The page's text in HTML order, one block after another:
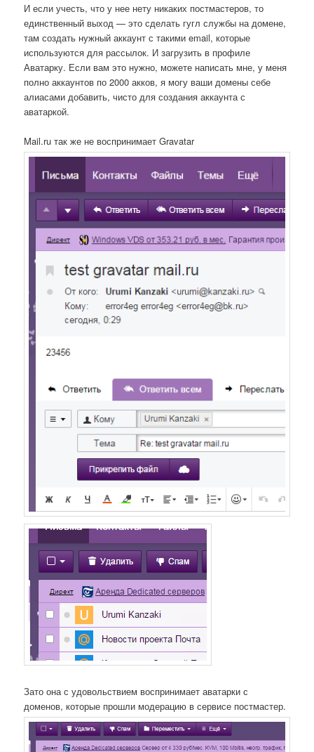
И если учесть, что у нее нету никаких постмастеров, то
единственный выход — это сделать гугл службы на домене,
там создать нужный аккаунт с такими email, которые
используются для рассылок. И загрузить в профиле
Аватарку. Если вам это нужно, можете написать мне, у меня
полно аккаунтов по 2000 акков, я могу ваши домены себе
алиасами добавить, чисто для создания аккаунта с
аватаркой.
Mail.ru так же не воспринимает Gravatar
Зато она с удовольствием воспринимает аватарки с
доменов, которые прошли модерацию в сервисе постмастер.